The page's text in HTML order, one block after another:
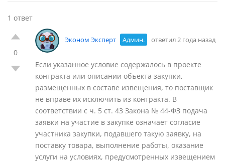
1 ответ
0
Эконом Эксперт Админ. ответил 2 года назад
Если указанное условие содержалось в проекте
контракта или описании объекта закупки,
размещенных в составе извещения, то поставщик
не вправе их исключить из контракта. В
соответствии с ч. 5 ст. 43 Закона № 44-ФЗ подача
заявки на участие в закупке означает согласие
участника закупки, подавшего такую заявку, на
поставку товара, выполнение работы, оказание
услуги на условиях, предусмотренных извещением